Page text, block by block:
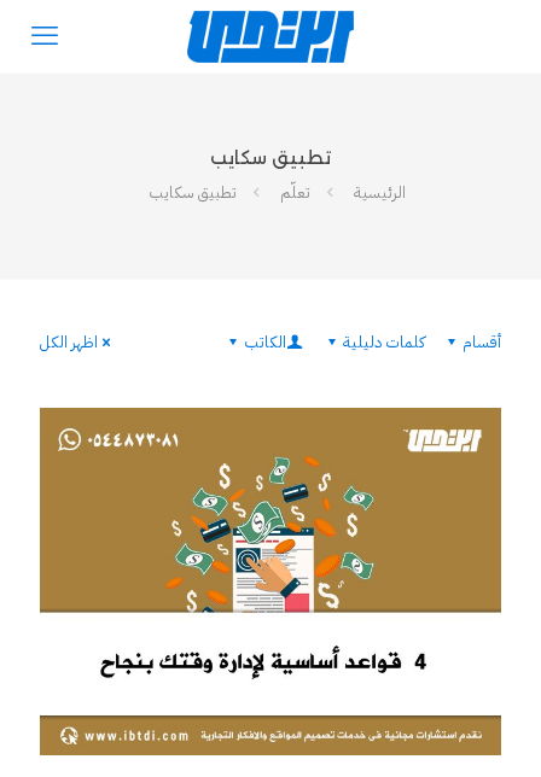
تطبيق سكايب
الرئيسية
تعلّم تطبيق سكايب
أقسام كلمات دليلية الكاتب اظهر الكل